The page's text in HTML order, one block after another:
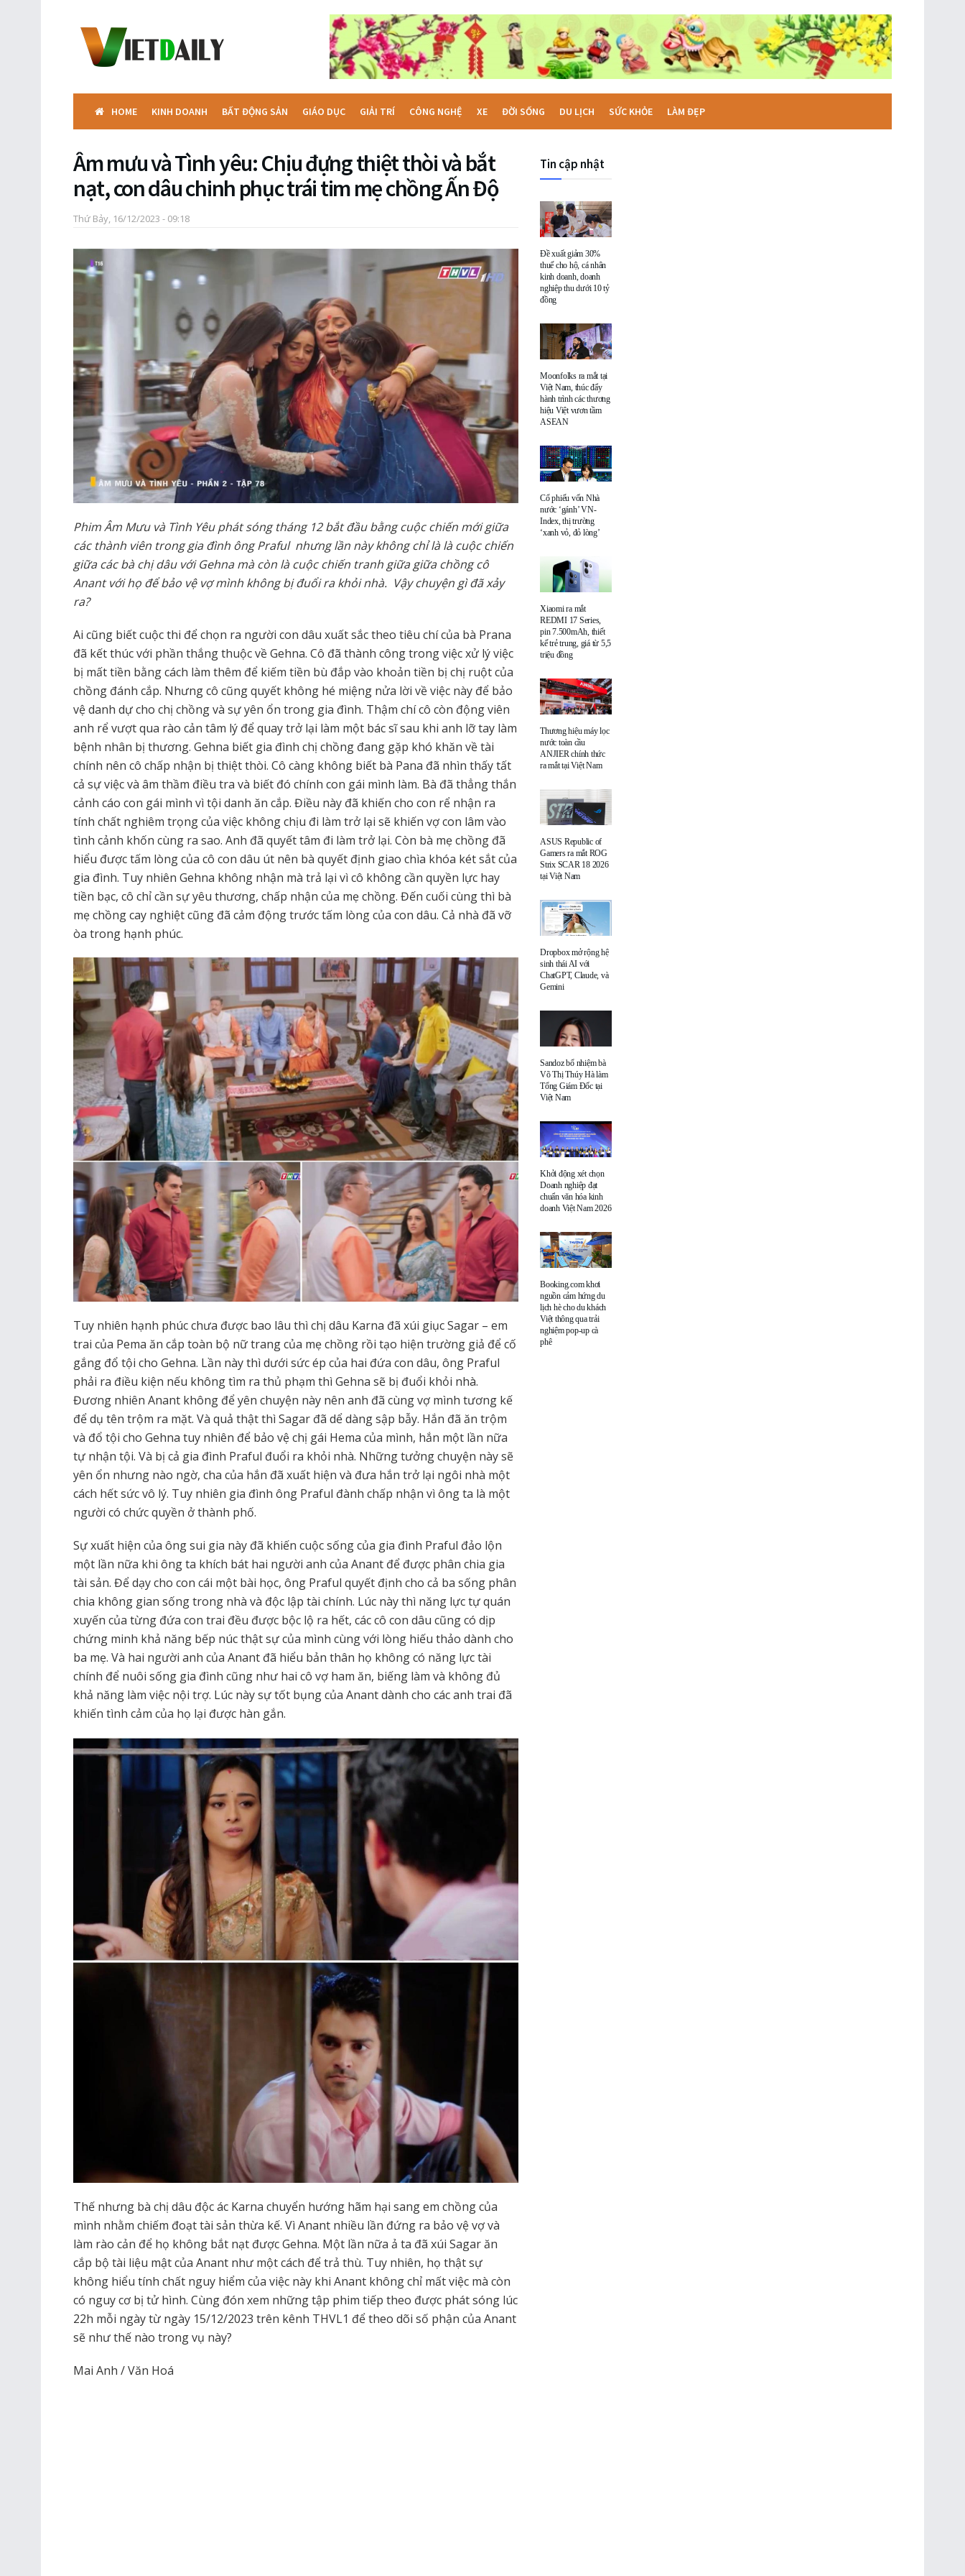
HOME KINH DOANH BẤT ĐỘNG SẢN GIÁO DỤC GIẢI TRÍ CÔNG NGHỆ XE ĐỜI SỐNG DU LỊCH SỨC KHỎE LÀM ĐẸP
Âm mưu và Tình yêu: Chịu đựng thiệt thòi và bắt
nạt, con dâu chinh phục trái tim mẹ chồng Ấn Độ
Thứ Bảy, 16/12/2023 - 09:18
Phim Âm Mưu và Tình Yêu phát sóng tháng 12 bắt đầu bằng cuộc chiến mới giữa
các thành viên trong gia đình ông Praful nhưng lần này không chỉ là là cuộc chiến
giữa các bà chị dâu với Gehna mà còn là cuộc chiến tranh giữa giữa chồng cô
Anant với họ để bảo vệ vợ mình không bị đuổi ra khỏi nhà. Vậy chuyện gì đã xảy
ra?
Ai cũng biết cuộc thi để chọn ra người con dâu xuất sắc theo tiêu chí của bà Prana
đã kết thúc với phần thắng thuộc về Gehna. Cô đã thành công trong việc xử lý việc
bị mất tiền bằng cách làm thêm để kiếm tiền bù đắp vào khoản tiền bị chị ruột của
chồng đánh cắp. Nhưng cô cũng quyết không hé miệng nửa lời về việc này để bảo
vệ danh dự cho chị chồng và sự yên ổn trong gia đình. Thậm chí cô còn động viên
anh rể vượt qua rào cản tâm lý để quay trở lại làm một bác sĩ sau khi anh lỡ tay làm
bệnh nhân bị thương. Gehna biết gia đình chị chồng đang gặp khó khăn về tài
chính nên cô chấp nhận bị thiệt thòi. Cô càng không biết bà Pana đã nhìn thấy tất
cả sự việc và âm thầm điều tra và biết đó chính con gái mình làm. Bà đã thẳng thắn
cảnh cáo con gái mình vì tội danh ăn cắp. Điều này đã khiến cho con rể nhận ra
tính chất nghiêm trọng của việc không chịu đi làm trở lại sẽ khiến vợ con lâm vào
tình cảnh khốn cùng ra sao. Anh đã quyết tâm đi làm trở lại. Còn bà mẹ chồng đã
hiểu được tấm lòng của cô con dâu út nên bà quyết định giao chìa khóa két sắt của
gia đình. Tuy nhiên Gehna không nhận mà trả lại vì cô không cần quyền lực hay
tiền bạc, cô chỉ cần sự yêu thương, chấp nhận của mẹ chồng. Đến cuối cùng thì bà
mẹ chồng cay nghiệt cũng đã cảm động trước tấm lòng của con dâu. Cả nhà đã vỡ
òa trong hạnh phúc.
Tuy nhiên hạnh phúc chưa được bao lâu thì chị dâu Karna đã xúi giục Sagar – em
trai của Pema ăn cắp toàn bộ nữ trang của mẹ chồng rồi tạo hiện trường giả để cố
gắng đổ tội cho Gehna. Lần này thì dưới sức ép của hai đứa con dâu, ông Praful
phải ra điều kiện nếu không tìm ra thủ phạm thì Gehna sẽ bị đuổi khỏi nhà.
Đương nhiên Anant không để yên chuyện này nên anh đã cùng vợ mình tương kế
để dụ tên trộm ra mặt. Và quả thật thì Sagar đã dể dàng sập bẫy. Hắn đã ăn trộm
và đổ tội cho Gehna tuy nhiên để bảo vệ chị gái Hema của mình, hắn một lần nữa
tự nhận tội. Và bị cả gia đình Praful đuổi ra khỏi nhà. Những tưởng chuyện này sẽ
yên ổn nhưng nào ngờ, cha của hắn đã xuất hiện và đưa hắn trở lại ngôi nhà một
cách hết sức vô lý. Tuy nhiên gia đình ông Praful đành chấp nhận vì ông ta là một
người có chức quyền ở thành phố.
Sự xuất hiện của ông sui gia này đã khiến cuộc sống của gia đình Praful đảo lộn
một lần nữa khi ông ta khích bát hai người anh của Anant để được phân chia gia
tài sản. Để dạy cho con cái một bài học, ông Praful quyết định cho cả ba sống phân
chia không gian sống trong nhà và độc lập tài chính. Lúc này thì năng lực tự quán
xuyến của từng đứa con trai đều được bộc lộ ra hết, các cô con dâu cũng có dịp
chứng minh khả năng bếp núc thật sự của mình cùng với lòng hiếu thảo dành cho
ba mẹ. Và hai người anh của Anant đã hiểu bản thân họ không có năng lực tài
chính để nuôi sống gia đình cũng như hai cô vợ ham ăn, biếng làm và không đủ
khả năng làm việc nội trợ. Lúc này sự tốt bụng của Anant dành cho các anh trai đã
khiến tình cảm của họ lại được hàn gắn.
Thế nhưng bà chị dâu độc ác Karna chuyển hướng hãm hại sang em chồng của
mình nhằm chiếm đoạt tài sản thừa kế. Vì Anant nhiều lần đứng ra bảo vệ vợ và
làm rào cản để họ không bắt nạt được Gehna. Một lần nữa ả ta đã xúi Sagar ăn
cắp bộ tài liệu mật của Anant như một cách để trả thù. Tuy nhiên, họ thật sự
không hiểu tính chất nguy hiểm của việc này khi Anant không chỉ mất việc mà còn
có nguy cơ bị tử hình. Cùng đón xem những tập phim tiếp theo được phát sóng lúc
22h mỗi ngày từ ngày 15/12/2023 trên kênh THVL1 để theo dõi số phận của Anant
sẽ như thế nào trong vụ này?
Mai Anh / Văn Hoá
Tin cập nhật
Đề xuất giảm 30%
thuế cho hộ, cá nhân
kinh doanh, doanh
nghiệp thu dưới 10 tỷ
đồng
Moonfolks ra mắt tại
Việt Nam, thúc đẩy
hành trình các thương
hiệu Việt vươn tầm
ASEAN
Cổ phiếu vốn Nhà
nước ‘gánh’ VN-
Index, thị trường
‘xanh vỏ, đỏ lòng’
Xiaomi ra mắt
REDMI 17 Series,
pin 7.500mAh, thiết
kế trẻ trung, giá từ 5,5
triệu đồng
Thương hiệu máy lọc
nước toàn cầu
ANJIER chính thức
ra mắt tại Việt Nam
ASUS Republic of
Gamers ra mắt ROG
Strix SCAR 18 2026
tại Việt Nam
Dropbox mở rộng hệ
sinh thái AI với
ChatGPT, Claude, và
Gemini
Sandoz bổ nhiệm bà
Võ Thị Thúy Hà làm
Tổng Giám Đốc tại
Việt Nam
Khởi động xét chọn
Doanh nghiệp đạt
chuẩn văn hóa kinh
doanh Việt Nam 2026
Booking.com khơi
nguồn cảm hứng du
lịch hè cho du khách
Việt thông qua trải
nghiệm pop-up cà
phê